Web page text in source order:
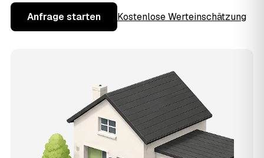
Anfrage starten Kostenlose Werteinschätzung